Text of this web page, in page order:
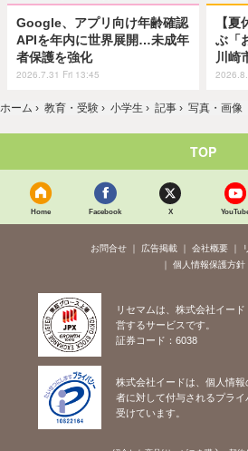
Google、アプリ向け年齢確認
APIを年内に世界展開…未成年
者保護を強化
2026.7.31 Fri 13:45
【
ぶ「
川崎
ホーム › 教育・受験 › 小学生 › 記事 › 写真・画像
TOP
Home Facebook X
お問合せ 広告掲載 会社概要
個人情報保護方針
リセマムは、株式会社イー
営するサービスです。
証券コード：6038
株式会社イードは、個人情
者に対して付与されるプラ
受けています。